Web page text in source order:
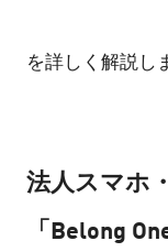
を詳しく解説し
法人スマホ
「Belong